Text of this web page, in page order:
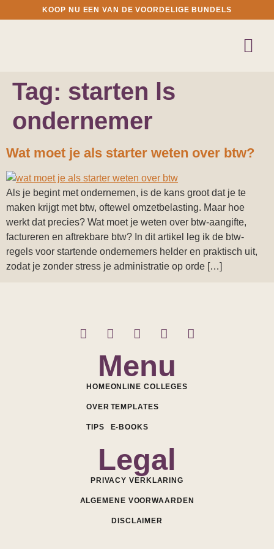
KOOP NU EEN VAN DE VOORDELIGE BUNDELS
Tag: starten ls
ondernemer
Wat moet je als starter weten over btw?
Als je begint met ondernemen, is de kans groot dat je te
maken krijgt met btw, oftewel omzetbelasting. Maar hoe
werkt dat precies? Wat moet je weten over btw-aangifte,
factureren en aftrekbare btw? In dit artikel leg ik de btw-
regels voor startende ondernemers helder en praktisch uit,
zodat je zonder stress je administratie op orde […]
Menu
HOME
OVER
TIPS
ONLINE COLLEGES
TEMPLATES
E-BOOKS
Legal
PRIVACY VERKLARING
ALGEMENE VOORWAARDEN
DISCLAIMER